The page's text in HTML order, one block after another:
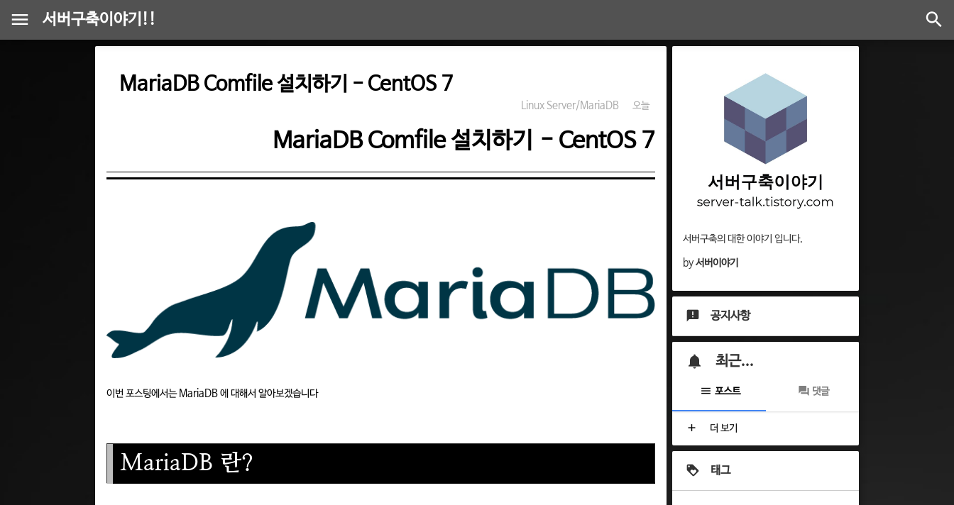
서버구축이야기!!
MariaDB Comfile 설치하기 - CentOS 7
Linux Server/MariaDB 오늘
MariaDB Comfile 설치하기 - CentOS 7
이번 포스팅에서는 MariaDB 에 대해서 알아보겠습니다
MariaDB 란?
서버구축의 대한 이야기 입니다.
by서버이야기
공지사항
최근...
포스트 댓글
더 보기
태그